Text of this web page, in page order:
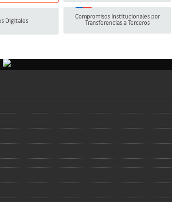
Compromisos Institucionales por
Transferencias a Terceros
Digitales